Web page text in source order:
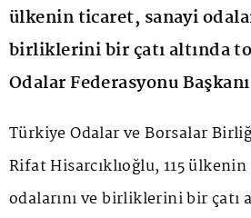
ülkenin ticaret, sanayi
birliklerini bir çatı altında
Odalar Federasyonu
Türkiye Odalar ve Borsalar
Rifat Hisarcıklıoğlu, 115
odalarını ve birliklerini bir çatı